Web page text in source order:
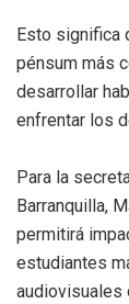
Esto significa
pénsum más
desarrollar
enfrentar los
Para la
Barranquilla,
permitirá
estudiantes
audiovisuales